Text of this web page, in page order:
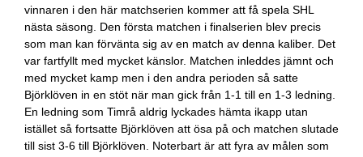
vinnaren i den här matchserien kommer att få spela SHL
nästa säsong. Den första matchen i finalserien blev precis
som man kan förvänta sig av en match av denna kaliber. Det
var fartfyllt med mycket känslor. Matchen inleddes jämnt och
med mycket kamp men i den andra perioden så satte
Björklöven in en stöt när man gick från 1-1 till en 1-3 ledning.
En ledning som Timrå aldrig lyckades hämta ikapp utan
istället så fortsatte Björklöven att ösa på och matchen slutade
till sist 3-6 till Björklöven. Noterbart är att fyra av målen som